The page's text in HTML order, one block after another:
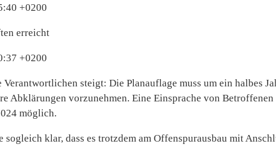
+0200
erreicht
+0200
steigt: Die Planauflage muss um ein halbes
Abklärungen vorzunehmen. Eine Einsprache von
möglich.
sogleich klar, dass es trotzdem am Offenspurausbau mit